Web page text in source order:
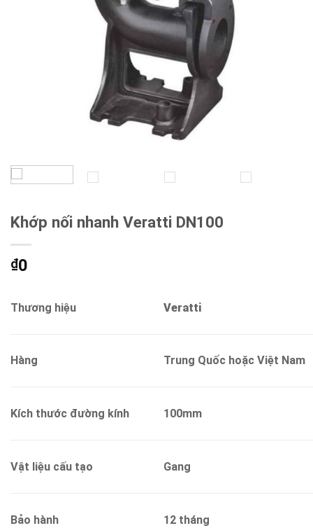
Khớp nối nhanh Veratti DN100
₫0
Thương hiệu Veratti
Hàng Trung Quốc hoặc Việt Nam
Kích thước đường kính 100mm
Vật liệu cấu tạo Gang
Bảo hành 12 tháng